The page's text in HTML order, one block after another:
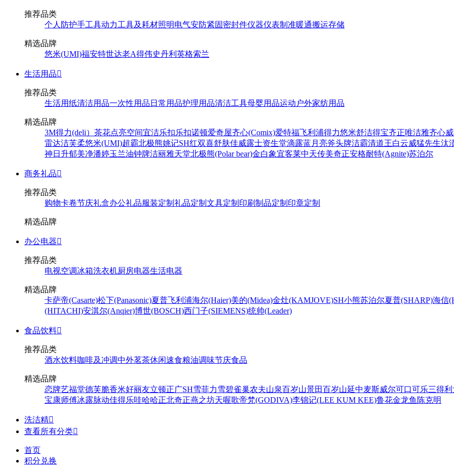
推荐品类
个人防护手工具动力工具及耗材照明电气安防紧固密封件仪器仪表制准暖通搬运存储
精选品牌
悠米(UMI)福安特世达老A得伟史丹利 英格索兰
生活用品
推荐品类
生活用纸清洁用品一次性用品 日常用品护理用品清洁工具母婴用品运动户外家纺用品
精选品牌
3M得力(deli） 茶花点亮空间宜洁乐扣乐扣诺顿爱奇屋齐心(Comix)爱特福飞利浦得力悠米舒洁得宝齐正唯洁雅齐心
雷达洁芙柔悠米(UMI)超霸北极熊姚记SH红双喜舒肤佳威露士资生堂滴露蓝月亮斧头牌洁霸清道王白云威猛先生汰
神 日升郁美净潘婷玉兰油钟牌洁丽雅天堂北极熊(Polar bear)金白象宜客莱中天传美奇正安格耐特(Agnite)苏泊尔
商务礼品
推荐品类
购物卡卷节庆礼盒办公礼品服装定制 礼品定制 文具定制 印刷制品定制 印章定制
精选品牌
办公电器
推荐品类
电视空调冰箱洗衣机厨房电器生活电器
精选品牌
卡萨帝(Casarte)松下(Panasonic)夏普飞利浦海尔(Haier)美的(Midea)金灶(KAMJOVE)SH小熊苏泊尔夏普(SHARP)海信
(HITACHI)安淇尔(Anqier)博世(BOSCH)西门子(SIEMENS)统帅(Leader)
食品饮料
推荐品类
酒水饮料咖啡及冲调中外茗茶休闲速食粮油调味节庆食品
精选品牌
恋牌艺福堂德芙脆香米好丽友立顿正广SH雪菲力雪碧雀巢农夫山泉百岁山景田百岁山延中麦斯威尔可口可乐三得利
宝康师傅冰露脉动佳得乐哇哈哈正北奇正燕之坊天喔歌帝梵(GODIVA)李锦记(LEE KUM KEE)鲁花金龙鱼 陈克明
洗洁精
查看所有分类
首页
积分兑换